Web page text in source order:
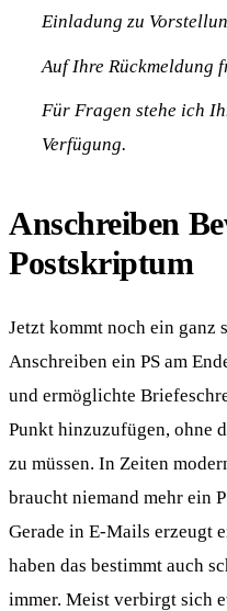
Einladung zu
Auf Ihre Rückmeldung
Für Fragen stehe ich
Verfügung.
Anschreiben
Postskriptum
Jetzt kommt noch ein ganz
Anschreiben ein PS am
und ermöglichte
Punkt hinzuzufügen, ohne
zu müssen. In Zeiten
braucht niemand mehr ein
Gerade in E-Mails erzeugt
haben das bestimmt auch
immer. Meist verbirgt sich